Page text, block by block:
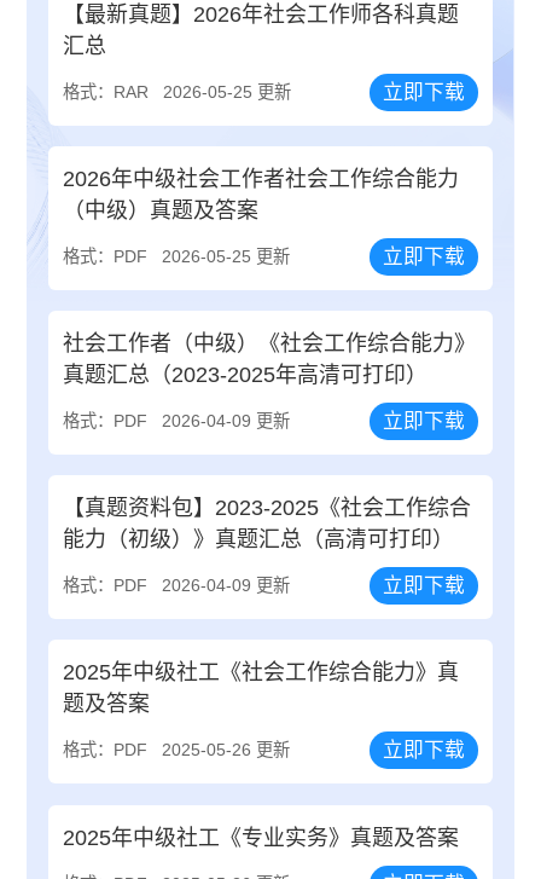
【最新真题】2026年社会工作师各科真题
汇总
格式：RAR 2026-05-25 更新 立即下载
2026年中级社会工作者社会工作综合能力
（中级）真题及答案
格式：PDF 2026-05-25 更新 立即下载
社会工作者（中级）《社会工作综合能力》
真题汇总（2023-2025年高清可打印）
格式：PDF 2026-04-09 更新 立即下载
【真题资料包】2023-2025《社会工作综合
能力（初级）》真题汇总（高清可打印）
格式：PDF 2026-04-09 更新 立即下载
2025年中级社工《社会工作综合能力》真
题及答案
格式：PDF 2025-05-26 更新 立即下载
2025年中级社工《专业实务》真题及答案